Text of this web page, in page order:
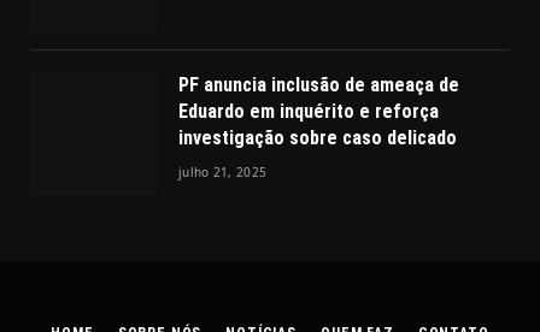
PF anuncia inclusão de ameaça de
Eduardo em inquérito e reforça
investigação sobre caso delicado
julho 21, 2025